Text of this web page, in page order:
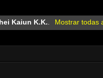
Kaiun K.K.. Mostrar todas